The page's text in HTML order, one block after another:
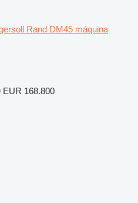
Rand DM45 máquina
EUR 168.800